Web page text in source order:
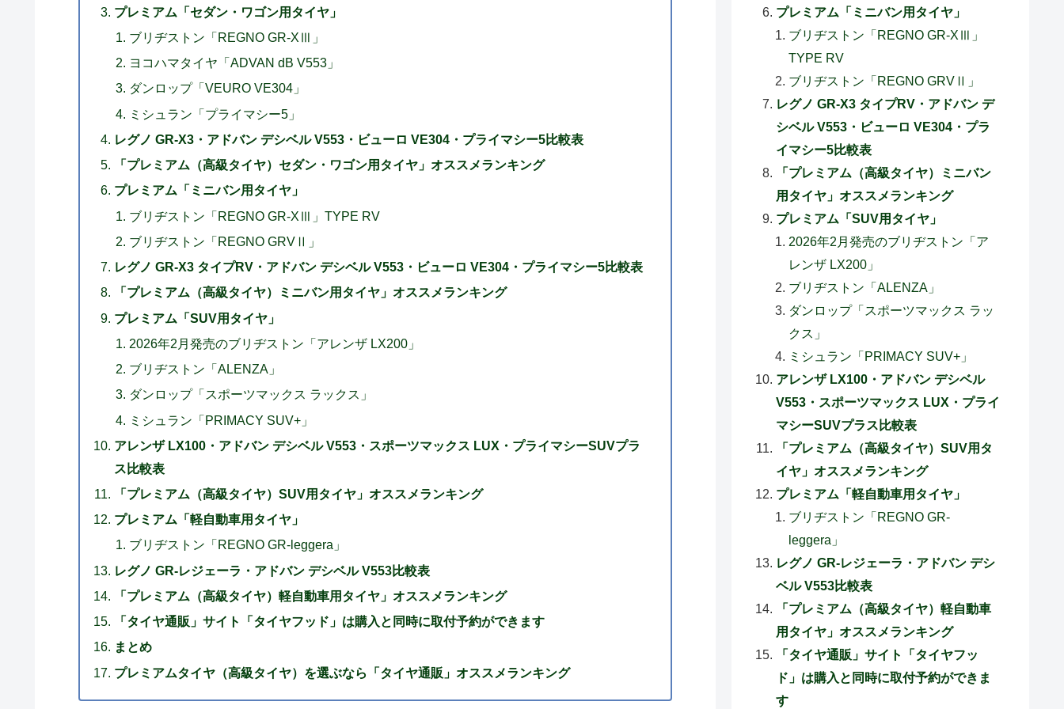
プレミアム「セダン・ワゴン用タイヤ」
ブリヂストン「REGNO GR-XⅢ」
ヨコハマタイヤ「ADVAN dB V553」
ダンロップ「VEURO VE304」
ミシュラン「プライマシー5」
レグノ GR-X3・アドバン デシベル V553・ビューロ VE304・プライマシー5比較表
「プレミアム（高級タイヤ）セダン・ワゴン用タイヤ」オススメランキング
プレミアム「ミニバン用タイヤ」
ブリヂストン「REGNO GR-XⅢ」TYPE RV
ブリヂストン「REGNO GRVⅡ」
レグノ GR-X3 タイプRV・アドバン デシベル V553・ビューロ VE304・プライマシー5比較表
「プレミアム（高級タイヤ）ミニバン用タイヤ」オススメランキング
プレミアム「SUV用タイヤ」
2026年2月発売のブリヂストン「アレンザ LX200」
ブリヂストン「ALENZA」
ダンロップ「スポーツマックス ラックス」
ミシュラン「PRIMACY SUV+」
アレンザ LX100・アドバン デシベル V553・スポーツマックス LUX・プライマシーSUVプラ
ス比較表
「プレミアム（高級タイヤ）SUV用タイヤ」オススメランキング
プレミアム「軽自動車用タイヤ」
ブリヂストン「REGNO GR-leggera」
レグノ GR-レジェーラ・アドバン デシベル V553比較表
「プレミアム（高級タイヤ）軽自動車用タイヤ」オススメランキング
「タイヤ通販」サイト「タイヤフッド」は購入と同時に取付予約ができます
まとめ
プレミアムタイヤ（高級タイヤ）を選ぶなら「タイヤ通販」オススメランキング
プレミアム「ミニバン用タイヤ」
ブリヂストン「REGNO GR-XⅢ」
TYPE RV
ブリヂストン「REGNO GRVⅡ」
レグノ GR-X3 タイプRV・アドバン デ
シベル V553・ビューロ VE304・プラ
イマシー5比較表
「プレミアム（高級タイヤ）ミニバン
用タイヤ」オススメランキング
プレミアム「SUV用タイヤ」
2026年2月発売のブリヂストン「ア
レンザ LX200」
ブリヂストン「ALENZA」
ダンロップ「スポーツマックス ラッ
クス」
ミシュラン「PRIMACY SUV+」
アレンザ LX100・アドバン デシベル
V553・スポーツマックス LUX・プライ
マシーSUVプラス比較表
「プレミアム（高級タイヤ）SUV用タ
イヤ」オススメランキング
プレミアム「軽自動車用タイヤ」
ブリヂストン「REGNO GR-
leggera」
レグノ GR-レジェーラ・アドバン デシ
ベル V553比較表
「プレミアム（高級タイヤ）軽自動車
用タイヤ」オススメランキング
「タイヤ通販」サイト「タイヤフッ
ド」は購入と同時に取付予約ができま
す